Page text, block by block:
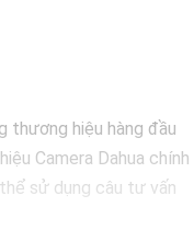
thương hiệu hàng đầu
Camera Dahua chính
sử dụng câu tư vấn